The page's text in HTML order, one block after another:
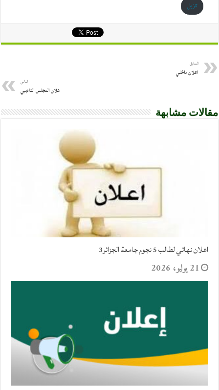
تنزيل
السابق
اعلان داخلي
التالي
علان المجلس التاديبي
مقالات مشابهة
اعلان نهائي لطالب 5 نجوم جامعة الجزائر3
21 يوليو، 2026